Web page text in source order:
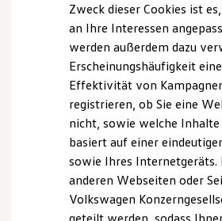
Laden
Laden unterwegs
Laden Zuhause
Ladezeitensimulator
Batterie
Sicherheit
Garantie und
Nachhaltigkeit
Technologie
Kosten und Kauf
Verbrauchskosten
Kaufoptionen
E-Auto-Förderung
Software und Konnektivität
Probefahrt vereinbaren
Fahrzeugangebot
Zweck dieser Cookies ist
an Ihre Interessen
werden außerdem dazu
Erscheinungshäufigkeit
Effektivität von
registrieren, ob Sie eine
nicht, sowie welche
basiert auf einer
sowie Ihres
anderen Webseiten oder
Volkswagen
geteilt werden, sodass